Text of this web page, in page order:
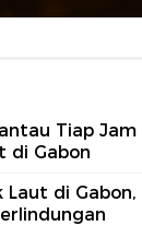
Tiap Jam
di Gabon
Laut di Gabon,